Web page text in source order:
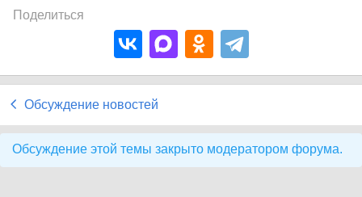
Поделиться
Обсуждение новостей
Обсуждение этой темы закрыто модератором форума.